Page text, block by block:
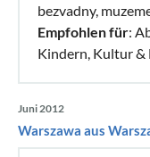
bezvadny,
Empfohlen für:
Kindern, Kultur &
Juni 2012
Warszawa aus